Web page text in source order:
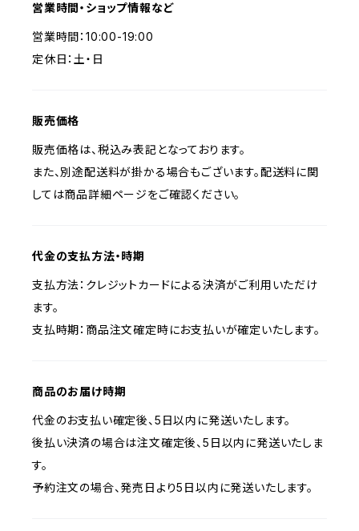
営業時間・ショップ情報など
営業時間：10:00-19:00
定休日：土・日
販売価格
販売価格は、税込み表記となっております。
また、別途配送料が掛かる場合もございます。配送料に関
しては商品詳細ページをご確認ください。
代金の支払方法・時期
支払方法：クレジットカードによる決済がご利用いただけ
ます。
支払時期：商品注文確定時にお支払いが確定いたします。
商品のお届け時期
代金のお支払い確定後、5日以内に発送いたします。
後払い決済の場合は注文確定後、5日以内に発送いたしま
す。
予約注文の場合、発売日より5日以内に発送いたします。